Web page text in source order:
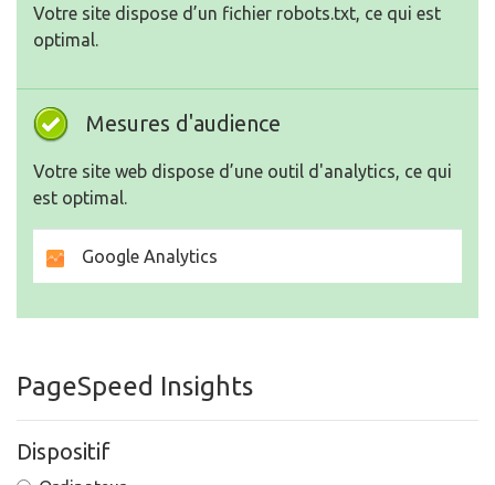
Votre site dispose d’un fichier robots.txt, ce qui est
optimal.
Mesures d'audience
Votre site web dispose d’une outil d'analytics, ce qui
est optimal.
Google Analytics
PageSpeed Insights
Dispositif